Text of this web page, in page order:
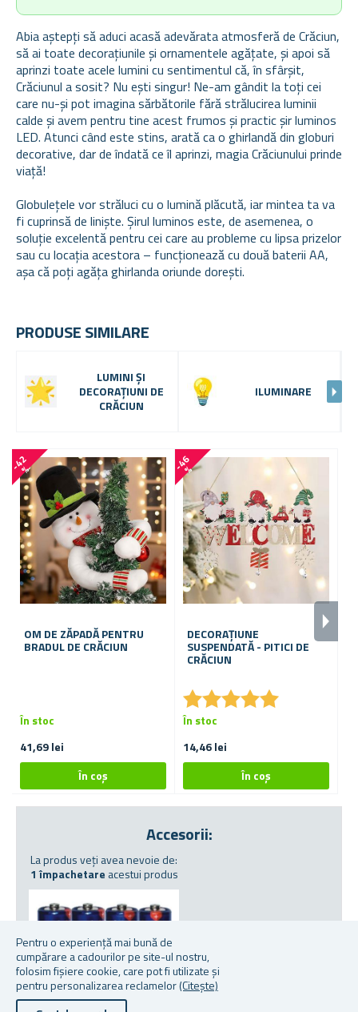
Pentru o experiență mai bună de
cumpărare a cadourilor pe site-ul nostru,
folosim fișiere cookie, care pot fi utilizate și
pentru personalizarea reclamelor(Citește)
Abia aștepți să aduci acasă adevărata atmosferă de Crăciun,
să ai toate decorațiunile și ornamentele agățate, și apoi să
aprinzi toate acele lumini cu sentimentul că, în sfârșit,
Crăciunul a sosit? Nu ești singur! Ne-am gândit la toți cei
care nu-și pot imagina sărbătorile fără strălucirea luminii
calde și avem pentru tine acest frumos și practic șir luminos
LED. Atunci când este stins, arată ca o ghirlandă din globuri
decorative, dar de îndată ce îl aprinzi, magia Crăciunului prinde
viață!
Globulețele vor străluci cu o lumină plăcută, iar mintea ta va
fi cuprinsă de liniște. Șirul luminos este, de asemenea, o
soluție excelentă pentru cei care au probleme cu lipsa prizelor
sau cu locația acestora – funcționează cu două baterii AA,
așa că poți agăța ghirlanda oriunde dorești.
PRODUSE SIMILARE
LUMINI ȘI
DECORAȚIUNI DE
CRĂCIUN
ILUMINARE
-
4
2
%
OM DE ZĂPADĂ PENTRU
BRADUL DE CRĂCIUN
41,69 lei
În stoc
-
4
6
%
DECORAȚIUNE
SUSPENDATĂ - PITICI DE
CRĂCIUN
★★★★★
★★★★★
14,46 lei
În stoc
Accesorii:
La produs veți avea nevoie de:
1 împachetare acestui produs